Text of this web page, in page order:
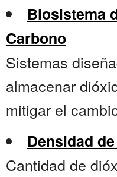
Biosistema
Carbono
Sistemas
almacenar
mitigar el
Densidad
Cantidad de